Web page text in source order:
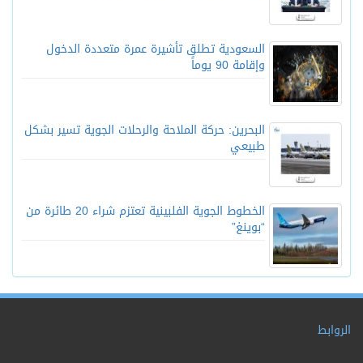
السعودية تطلق تأشيرة عمرة متعددة الدخول
وإقامة 90 يوماً
البحرين: حركة الملاحة والرحلات الجوية تسير بشكل
طبيعي
الخطوط الجوية الفلبينية تعتزم شراء 20 طائرة من
“بوينغ”
الروابط